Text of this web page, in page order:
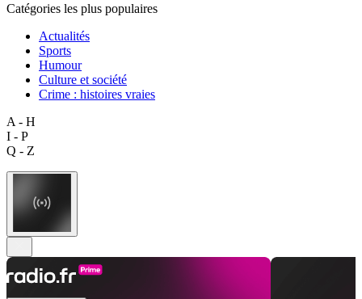
Catégories les plus populaires
Actualités
Sports
Humour
Culture et société
Crime : histoires vraies
A - H
I - P
Q - Z